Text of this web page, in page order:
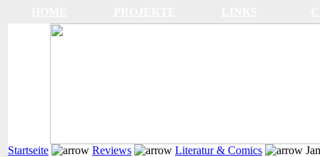
Startseite Reviews Literatur & Comics